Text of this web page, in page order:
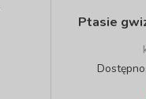
Ptasie